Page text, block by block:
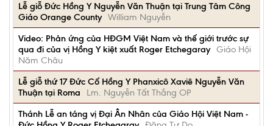
Lễ giỗ Đức Hồng Y Nguyễn Văn Thuận tại Trung Tâm Công
Giáo Orange County William Nguyễn
Video: Phản ứng của HĐGM Việt Nam và thế giới trước sự
qua đi của vị Hồng Y kiệt xuất Roger Etchegaray Giáo Hội
Năm Châu
Lễ giỗ thứ 17 Đức Cố Hồng Y Phanxicô Xaviê Nguyễn Văn
Thuận tại Roma
Lm. Nguyễn Tất Thắng OP
Thánh Lễ an táng vị Đại Ân Nhân của Giáo Hội Việt Nam -